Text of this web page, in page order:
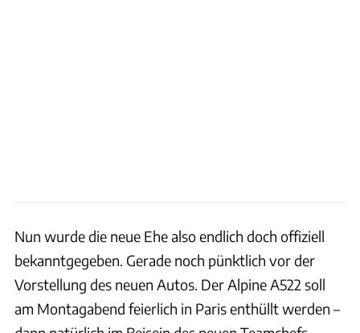
Nun wurde die neue Ehe also endlich doch offiziell
bekanntgegeben. Gerade noch pünktlich vor der
Vorstellung des neuen Autos. Der Alpine A522 soll
am Montagabend feierlich in Paris enthüllt werden –